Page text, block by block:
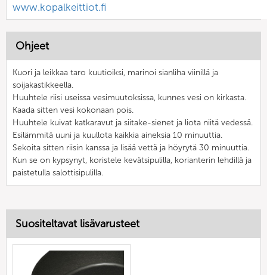
www.kopalkeittiot.fi
Ohjeet
Kuori ja leikkaa taro kuutioiksi, marinoi sianliha viinillä ja
soijakastikkeella.
Huuhtele riisi useissa vesimuutoksissa, kunnes vesi on kirkasta.
Kaada sitten vesi kokonaan pois.
Huuhtele kuivat katkaravut ja siitake-sienet ja liota niitä vedessä.
Esilämmitä uuni ja kuullota kaikkia aineksia 10 minuuttia.
Sekoita sitten riisin kanssa ja lisää vettä ja höyrytä 30 minuuttia.
Kun se on kypsynyt, koristele kevätsipulilla, korianterin lehdillä ja
paistetulla salottisipulilla.
Suositeltavat lisävarusteet